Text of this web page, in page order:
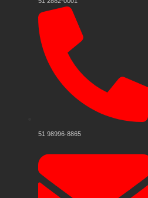
51 98996-8865